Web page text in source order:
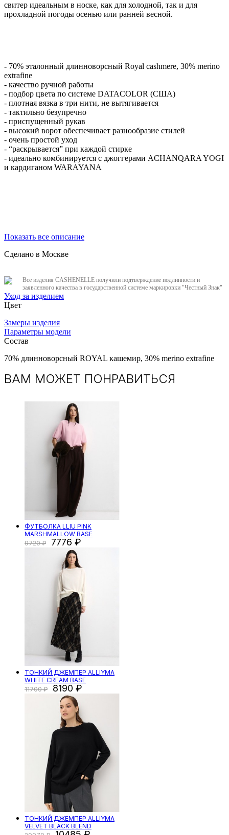
свитер идеальным в носке, как для холодной, так и для
прохладной погоды осенью или ранней весной.
- 70% эталонный длинноворсный Royal cashmere, 30% merino
extrafine
- качество ручной работы
- подбор цвета по системе DATACOLOR (США)
- плотная вязка в три нити, не вытягивается
- тактильно безупречно
- приспущенный рукав
- высокий ворот обеспечивает разнообразие стилей
- очень простой уход
- “раскрывается” при каждой стирке
- идеально комбинируется с джоггерами ACHANQARA YOGI
и кардиганом WARAYANA
Показать все описание
Сделано в Москве
Все изделия CASHENELLE получили подтверждение подлинности и
заявленного качества в государственной системе маркировки "Честный Знак"
Уход за изделием
Цвет
Замеры изделия
Параметры модели
Состав
70% длинноворсный ROYAL кашемир, 30% merino extrafine
ВАМ МОЖЕТ ПОНРАВИТЬСЯ
ФУТБОЛКА LLIU PINK
MARSHMALLOW BASE
9720
7776
ТОНКИЙ ДЖЕМПЕР ALLIYMA
WHITE CREAM BASE
11700
8190
ТОНКИЙ ДЖЕМПЕР ALLIYMA
VELVET BLACK BLEND